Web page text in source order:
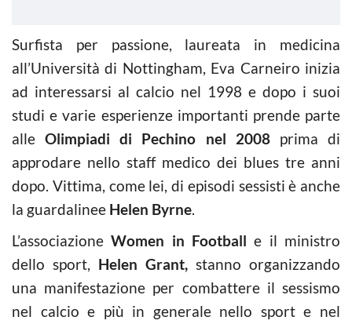
Surfista per passione, laureata in medicina
all’Università di Nottingham, Eva Carneiro inizia
ad interessarsi al calcio nel 1998 e dopo i suoi
studi e varie esperienze importanti prende parte
alleOlimpiadi di Pechino nel 2008prima di
approdare nello staff medico dei blues tre anni
dopo. Vittima, come lei, di episodi sessisti è anche
la guardalinee Helen Byrne.
L’associazioneWomen in Football e il ministro
dello sport, Helen Grant, stanno organizzando
una manifestazione per combattere il sessismo
nel calcio e più in generale nello sport e nel